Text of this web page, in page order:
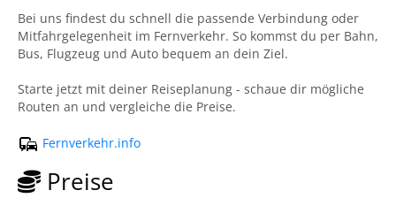
Bei uns findest du schnell die passende Verbindung oder
Mitfahrgelegenheit im Fernverkehr. So kommst du per Bahn,
Bus, Flugzeug und Auto bequem an dein Ziel.
Starte jetzt mit deiner Reiseplanung - schaue dir mögliche
Routen an und vergleiche die Preise.
Fernverkehr.info
Preise